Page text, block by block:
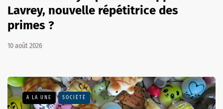
Lavrey, nouvelle répétitrice des
primes ?
10 août 2026
A LA UNE SOCIÉTÉ